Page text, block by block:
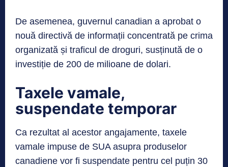
De asemenea, guvernul canadian a aprobat o
nouă directivă de informații concentrată pe crima
organizată și traficul de droguri, susținută de o
investiție de 200 de milioane de dolari.
Taxele vamale,
suspendate temporar
Ca rezultat al acestor angajamente, taxele
vamale impuse de SUA asupra produselor
canadiene vor fi suspendate pentru cel puțin 30